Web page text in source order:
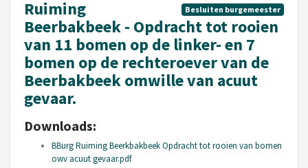
Besluiten burgemeester
Ruiming
Beerbakbeek - Opdracht tot rooien
van 11 bomen op de linker- en 7
bomen op de rechteroever van de
Beerbakbeek omwille van acuut
gevaar.
Downloads:
BBurg Ruiming Beerkbakbeek Opdracht tot rooien van bomen
owv acuut gevaar.pdf